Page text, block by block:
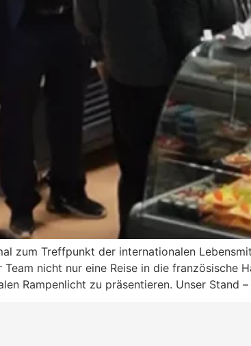
zum Treffpunkt der internationalen
nicht nur eine Reise in die französische
Rampenlicht zu präsentieren. Unser Stand